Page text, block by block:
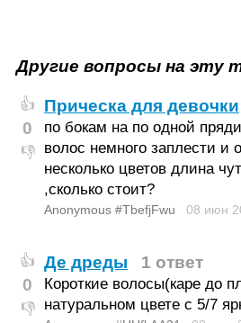
Другие вопросы на эту
👍
0
👎
Прическа для девочки
по бокам на по одной
волос немного заплести и
несколько цветов длина
,сколько стоит?
Anonymous #TbefjFwu 08 июн
👍
0
👎
Де дреды 1 ответ
Короткие волосы(каре до
натуральном цвете с 5/7